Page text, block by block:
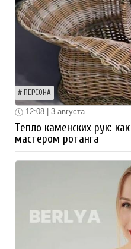
ПЕРСОНА
12:08 | 3 августа
Тепло каменских рук:
мастером ротанга